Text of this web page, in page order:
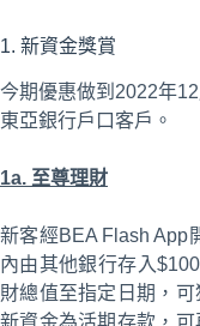
1. 新資金獎賞
今期優惠做到2022年
東亞銀行戶口客戶。
1a. 至尊理財
新客經BEA Flash App
內由其他銀行存入
財總值至指定日期，